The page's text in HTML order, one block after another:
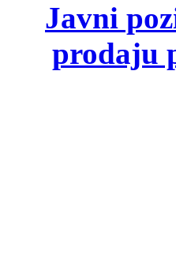
Javni
prodaju